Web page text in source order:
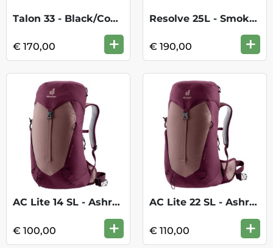
Talon 33 - Black/Coal Grey
€ 170,00 +
Resolve 25L - Smokey Olive
€ 190,00 +
AC Lite 14 SL - Ashrose/Cassis
€ 100,00 +
AC Lite 22 SL - Ashrose/Cassis
€ 110,00 +